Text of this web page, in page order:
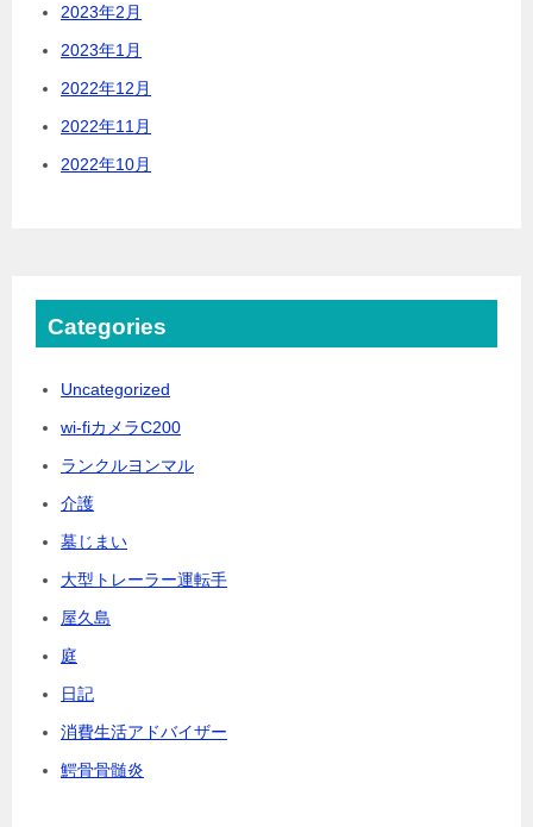
2023年2月
2023年1月
2022年12月
2022年11月
2022年10月
Categories
Uncategorized
wi-fiカメラC200
ランクルヨンマル
介護
墓じまい
大型トレーラー運転手
屋久島
庭
日記
消費生活アドバイザー
鰐骨骨髄炎